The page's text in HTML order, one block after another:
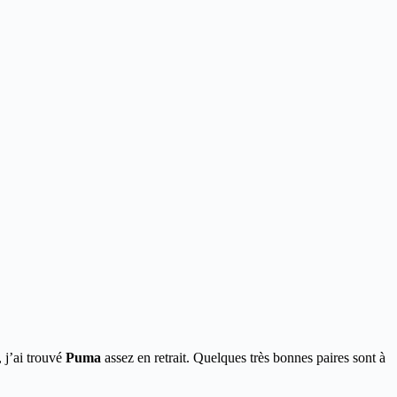
j’ai trouvé Puma assez en retrait. Quelques très bonnes paires sont à